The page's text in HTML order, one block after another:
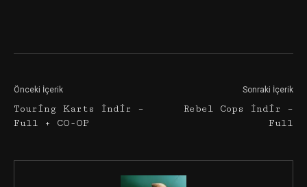
Önceki İçerik
Touring Karts İndir –
Full + CO-OP
Sonraki İçerik
Rebel Cops İndir –
Full